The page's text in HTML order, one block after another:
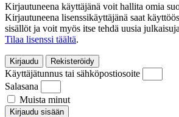
Kirjautuneena käyttäjänä voit hallita omia
Kirjautuneena lisenssikäyttäjänä saat
sisällöt ja voit myös itse tehdä uusia
Tilaa lisenssi täältä.
Kirjaudu Rekisteröidy
Käyttäjätunnus tai sähköpostiosoite
Salasana
Muista minut
Kirjaudu sisään